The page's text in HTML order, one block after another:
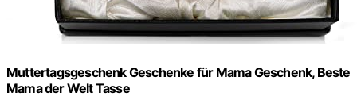
Muttertagsgeschenk Geschenke für Mama Geschenk, Beste
Mama der Welt Tasse